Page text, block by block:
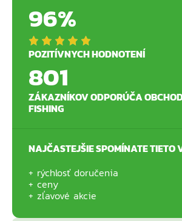
96%
POZITÍVNYCH HODNOTENÍ
801
ZÁKAZNÍKOV ODPORÚČA
FISHING
NAJČASTEJŠIE SPOMÍNATE TIETO
rýchlosť doručenia
ceny
zľavové akcie